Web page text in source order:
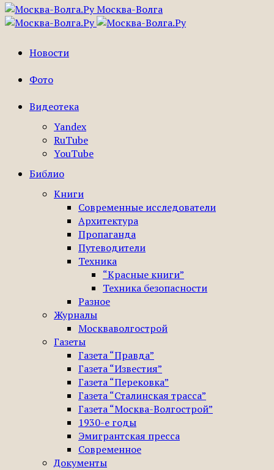
Москва-Волга
Новости
Фото
Видеотека
Yandex
RuTube
YouTube
Библио
Книги
Современные исследователи
Архитектура
Пропаганда
Путеводители
Техника
“Красные книги”
Техника безопасности
Разное
Журналы
Москваволгострой
Газеты
Газета “Правда”
Газета “Известия”
Газета “Перековка”
Газета “Сталинская трасса”
Газета “Москва-Волгострой”
1930-е годы
Эмигрантская пресса
Современное
Документы